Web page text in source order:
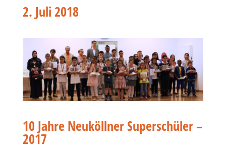
2. Juli 2018
10 Jahre Neuköllner Superschüler –
2017